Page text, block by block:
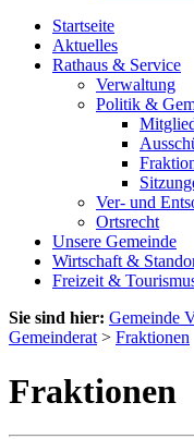
Startseite
Aktuelles
Rathaus & Service
Verwaltung
Politik &
Ver- und
Ortsrecht
Unsere Gemeinde
Wirtschaft &
Freizeit &
Sie sind hier: Gemeinde
Gemeinderat > Fraktionen
Fraktionen